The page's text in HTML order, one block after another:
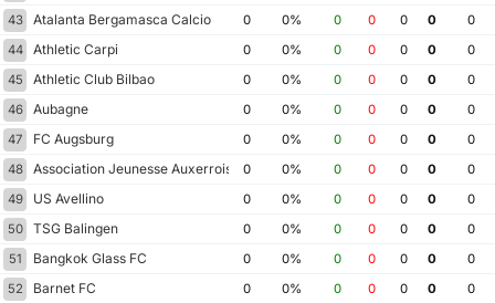
43
Atalanta Bergamasca Calcio 0 0% 0 0 0 0
0
44
Athletic Carpi 0 0% 0 0 0 0
0
45
Athletic Club Bilbao 0 0% 0 0 0 0
0
46
Aubagne 0 0% 0 0 0 0
0
47
FC Augsburg 0 0% 0 0 0 0
0
48
Association Jeunesse Auxerroise 0 0% 0 0 0 0
0
49
US Avellino 0 0% 0 0 0 0
0
50
TSG Balingen 0 0% 0 0 0 0
0
51
Bangkok Glass FC 0 0% 0 0 0 0
0
52
Barnet FC 0 0% 0 0 0 0
0